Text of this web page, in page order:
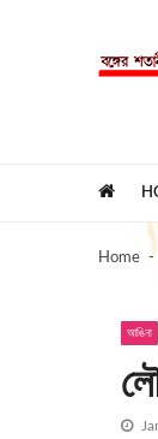
Home
আঙিনা